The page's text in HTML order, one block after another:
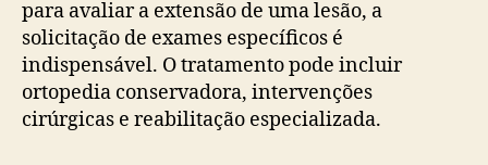
para avaliar a extensão de uma lesão, a
solicitação de exames específicos é
indispensável. O tratamento pode incluir
ortopedia conservadora, intervenções
cirúrgicas e reabilitação especializada.